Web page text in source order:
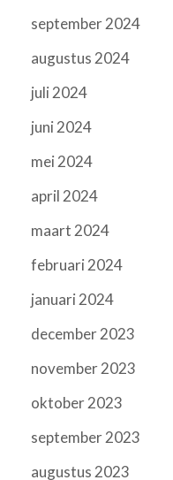
september 2024
augustus 2024
juli 2024
juni 2024
mei 2024
april 2024
maart 2024
februari 2024
januari 2024
december 2023
november 2023
oktober 2023
september 2023
augustus 2023